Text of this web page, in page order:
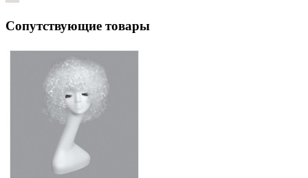
Сопутствующие товары